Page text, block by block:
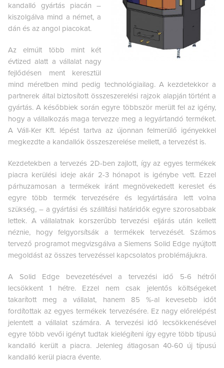
kandalló gyártás piacán –
kiszolgálva mind a német, a
dán és az angol piacokat.
Az elmúlt több mint két
évtized alatt a vállalat nagy
fejlődésen ment keresztül
mind méretben mind pedig technológiailag. A kezdetekkor a
partnerek által biztosított összeszerelési rajzok alapján történt a
gyártás. A későbbiek során egyre többször merült fel az igény,
hogy a vállalkozás maga tervezze meg a legyártandó terméket.
A Váll-Ker Kft. lépést tartva az újonnan felmerülő igényekkel
megkezdte a kandallók összeszerelése mellett, a tervezést is.
Kezdetekben a tervezés 2D-ben zajlott, így az egyes termékek
piacra kerülési ideje akár 2-3 hónapot is igénybe vett. Ezzel
párhuzamosan a termékek iránt megnövekedett kereslet és
egyre több termék tervezésére és legyártására lett volna
szükség, – a gyártási és szállítási határidők egyre szorosabbak
lettek. A vállalatnak korszerűbb tervezési eljárás után kellett
néznie, hogy felgyorsítsák a termékek tervezését. Számos
tervező programot megvizsgálva a Siemens Solid Edge nyújtott
megoldást az összes tervezéssel kapcsolatos problémájukra.
A Solid Edge bevezetésével a tervezési idő 5-6 hétről
lecsökkent 1 hétre. Ezzel nem csak jelentős költségeket
takarított meg a vállalat, hanem 85 %-al kevesebb időt
fordítottak az egyes termékek tervezésére. Ez nagy előrelépést
jelentett a vállalat számára. A tervezési idő lecsökkenésével
egyre több vevői igényt tudtak kielégíteni így egyre több típusú
kandalló került a piacra. Jelenleg átlagosan 40-60 új típusú
kandalló kerül piacra évente.